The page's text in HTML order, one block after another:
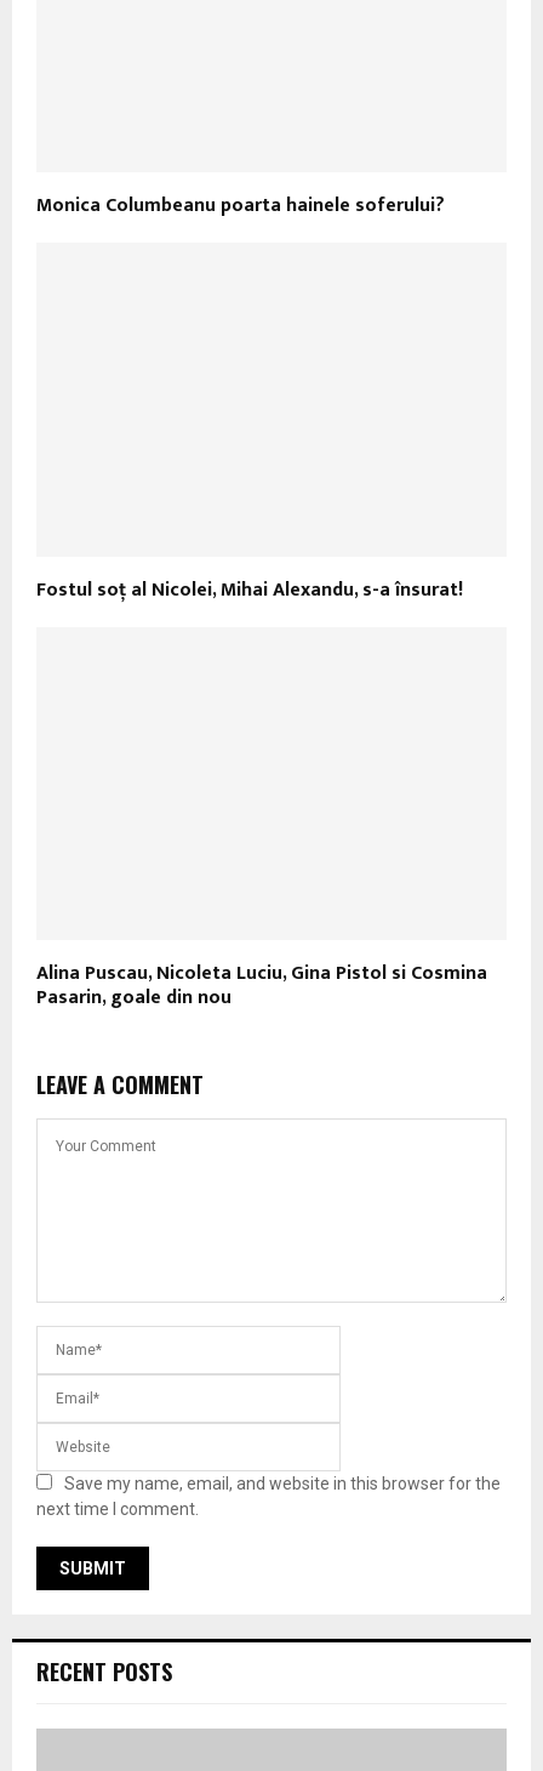
Monica Columbeanu poarta hainele soferului?
Fostul soţ al Nicolei, Mihai Alexandu, s-a însurat!
Alina Puscau, Nicoleta Luciu, Gina Pistol si Cosmina
Pasarin, goale din nou
LEAVE A COMMENT
Save my name, email, and website in this browser for the
next time I comment.
RECENT POSTS